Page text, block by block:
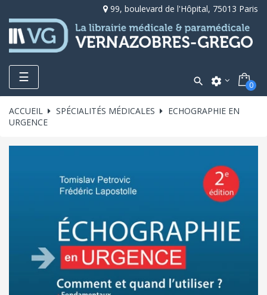
99, boulevard de l'Hôpital, 75013 Paris
Toggle
navigation
☰  settings 0
ACCUEIL SPÉCIALITÉS MÉDICALES
ECHOGRAPHIE EN
URGENCE